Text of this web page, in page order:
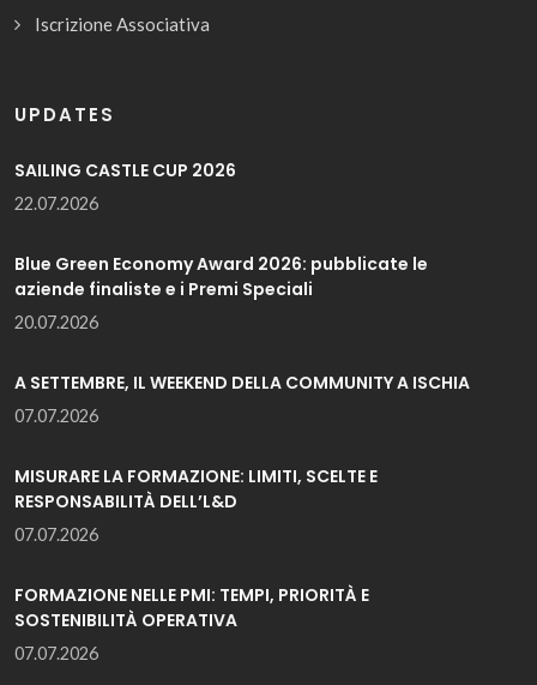
Iscrizione Associativa
UPDATES
SAILING CASTLE CUP 2026
22.07.2026
Blue Green Economy Award 2026: pubblicate le
aziende finaliste e i Premi Speciali
20.07.2026
A SETTEMBRE, IL WEEKEND DELLA COMMUNITY A ISCHIA
07.07.2026
MISURARE LA FORMAZIONE: LIMITI, SCELTE E
RESPONSABILITÀ DELL’L&D
07.07.2026
FORMAZIONE NELLE PMI: TEMPI, PRIORITÀ E
SOSTENIBILITÀ OPERATIVA
07.07.2026